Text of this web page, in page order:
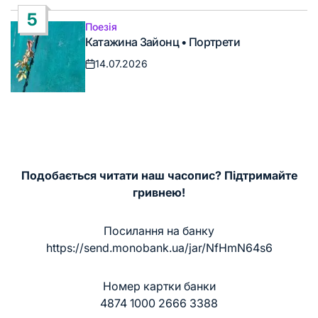
5
Опублікувати
у
Поезія
Катажина Зайонц • Портрети
Дата
14.07.2026
Подобається читати наш часопис? Підтримайте
гривнею!
Посилання на банку
https://send.monobank.ua/jar/NfHmN64s6
Номер картки банки
4874 1000 2666 3388